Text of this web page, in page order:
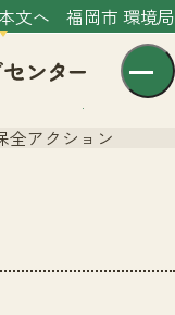
文へ 福岡市 環境局
全アクション